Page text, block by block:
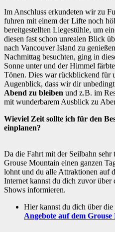
Im Anschluss erkundeten wir zu
fuhren mit einem der Lifte noch
bereitgestellten Liegestühle, um
diesen fast schon unrealen Blick
nach Vancouver Island zu
Nachmittag besuchten, ging in
Sonne unter und der Himmel
Tönen. Dies war rückblickend für
Augenblick, dass wir dir unbedingt
Abend zu bleiben und z.B. im
mit wunderbarem Ausblick zu
Wieviel Zeit sollte ich für den
einplanen?
Da die Fahrt mit der Seilbahn sehr
Grouse Mountain einen ganzen
lohnt und du alle Attraktionen auf
Internet kannst du dich zuvor über
Shows informieren.
Hier kannst du dich über die
Angebote auf dem